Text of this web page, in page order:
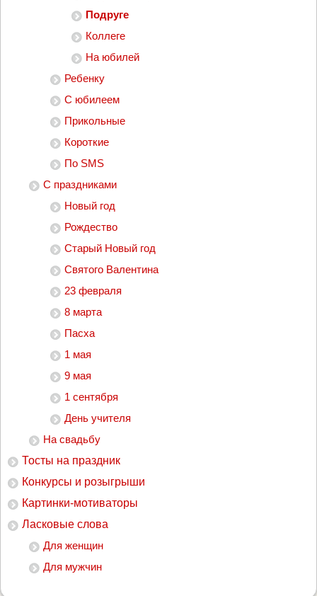
Подруге
Коллеге
На юбилей
Ребенку
С юбилеем
Прикольные
Короткие
По SMS
С праздниками
Новый год
Рождество
Старый Новый год
Святого Валентина
23 февраля
8 марта
Пасха
1 мая
9 мая
1 сентября
День учителя
На свадьбу
Тосты на праздник
Конкурсы и розыгрыши
Картинки-мотиваторы
Ласковые слова
Для женщин
Для мужчин